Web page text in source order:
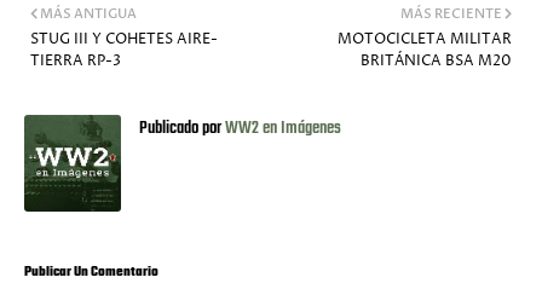
MÁS RECIENTE
MOTOCICLETA MILITAR
BRITÁNICA BSA M20
MÁS ANTIGUA
STUG III Y COHETES AIRE-
TIERRA RP-3
Publicado porWW2 en Imágenes
Publicar Un Comentario